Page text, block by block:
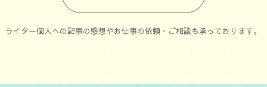
ライター個人への記事の感想やお仕事の依頼・ご相談も承っております。